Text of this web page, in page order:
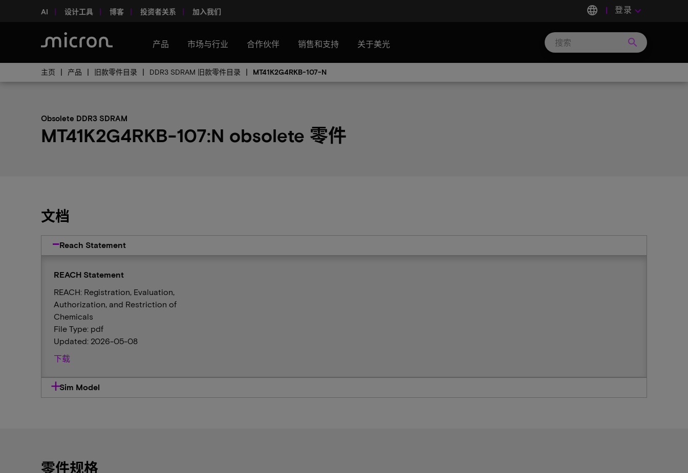
AI 设计工具 博客 投资者关系 加入我们 language 登录 keyboard_arrow_down
产品 市场与行业 合作伙伴 销售和支持 关于美光 search
主页 产品 旧款零件目录 DDR3 SDRAM 旧款零件目录 MT41K2G4RKB-107-N
Obsolete DDR3 SDRAM
MT41K2G4RKB-107:N obsolete 零件
文档
Reach Statement
REACH Statement
REACH: Registration, Evaluation,
Authorization, and Restriction of
Chemicals
File Type: pdf
Updated: 2026-05-08
下载
Sim Model
零件规格